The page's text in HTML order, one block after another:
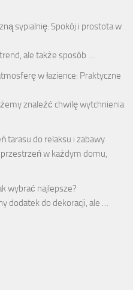
sypialnię: Spokój i prostota w
ale także sposób …
w łazience: Praktyczne
znaleźć chwilę wytchnienia
tarasu do relaksu i zabawy
w każdym domu,
wybrać najlepsze?
dodatek do dekoracji, ale …